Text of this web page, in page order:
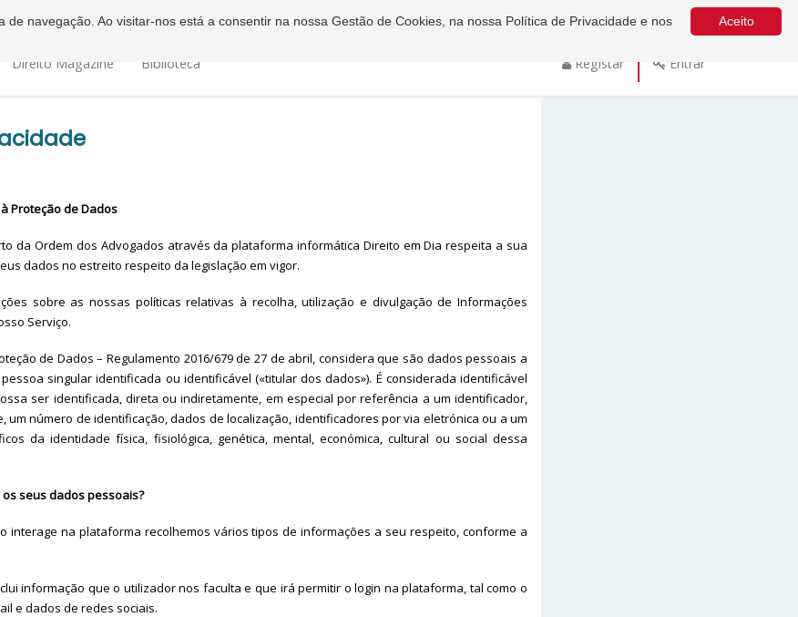
Direito Magazine Biblioteca Registar Entrar
Proteção de Dados
da Ordem dos Advogados através da plataforma informática Direito em Dia respeita a sua
dados no estreito respeito da legislação em vigor.
sobre as nossas políticas relativas à recolha, utilização e divulgação de Informações
Serviço.
de Dados – Regulamento 2016/679 de 27 de abril, considera que são dados pessoais a
singular identificada ou identificável («titular dos dados»). É considerada identificável
ser identificada, direta ou indiretamente, em especial por referência a um identificador,
um número de identificação, dados de localização, identificadores por via eletrónica ou a um
da identidade física, fisiológica, genética, mental, económica, cultural ou social dessa
seus dados pessoais?
interage na plataforma recolhemos vários tipos de informações a seu respeito, conforme a
informação que o utilizador nos faculta e que irá permitir o login na plataforma, tal como o
e dados de redes sociais.
Aceito
navegação. Ao visitar-nos está a consentir na nossa Gestão de Cookies, na nossa Política de Privacidade e nos